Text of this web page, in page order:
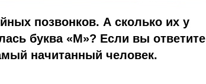
позвонков. А сколько их у
буква «М»? Если вы ответите
начитанный человек.